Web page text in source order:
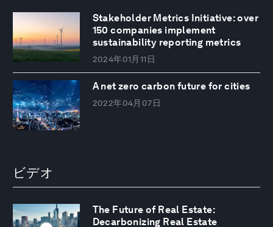
Stakeholder Metrics Initiative: over
150 companies implement
sustainability reporting metrics
2024年01月11日
A net zero carbon future for cities
2022年04月07日
ビデオ
The Future of Real Estate:
Decarbonizing Real Estate